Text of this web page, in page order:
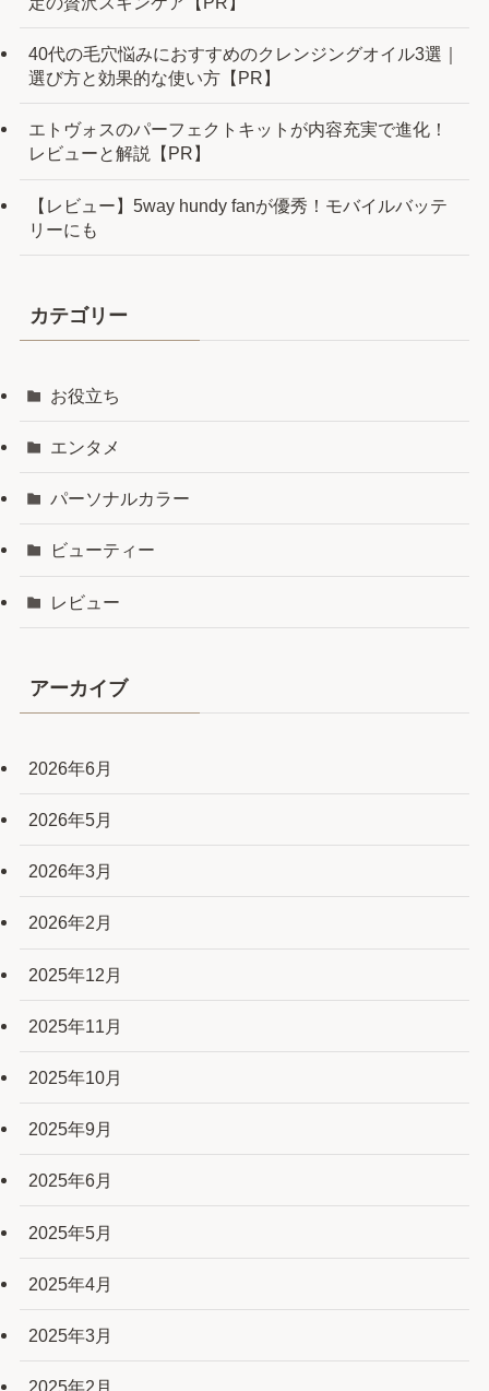
40代の毛穴悩みにおすすめのクレンジングオイル3選｜
選び方と効果的な使い方【PR】
エトヴォスのパーフェクトキットが内容充実で進化！
レビューと解説【PR】
【レビュー】5way hundy fanが優秀！モバイルバッテ
リーにも
カテゴリー
お役立ち
エンタメ
パーソナルカラー
ビューティー
レビュー
アーカイブ
2026年6月
2026年5月
2026年3月
2026年2月
2025年12月
2025年11月
2025年10月
2025年9月
2025年6月
2025年5月
2025年4月
2025年3月
2025年2月